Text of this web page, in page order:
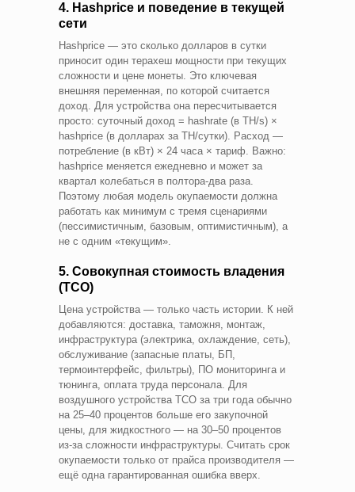
4. Hashprice и поведение в текущей
сети
Hashprice — это сколько долларов в сутки
приносит один терахеш мощности при текущих
сложности и цене монеты. Это ключевая
внешняя переменная, по которой считается
доход. Для устройства она пересчитывается
просто: суточный доход = hashrate (в TH/s) ×
hashprice (в долларах за TH/сутки). Расход —
потребление (в кВт) × 24 часа × тариф. Важно:
hashprice меняется ежедневно и может за
квартал колебаться в полтора-два раза.
Поэтому любая модель окупаемости должна
работать как минимум с тремя сценариями
(пессимистичным, базовым, оптимистичным), а
не с одним «текущим».
5. Совокупная стоимость владения
(TCO)
Цена устройства — только часть истории. К ней
добавляются: доставка, таможня, монтаж,
инфраструктура (электрика, охлаждение, сеть),
обслуживание (запасные платы, БП,
термоинтерфейс, фильтры), ПО мониторинга и
тюнинга, оплата труда персонала. Для
воздушного устройства TCO за три года обычно
на 25–40 процентов больше его закупочной
цены, для жидкостного — на 30–50 процентов
из-за сложности инфраструктуры. Считать срок
окупаемости только от прайса производителя —
ещё одна гарантированная ошибка вверх.